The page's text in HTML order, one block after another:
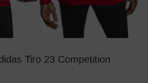
Tiro 23 Competition